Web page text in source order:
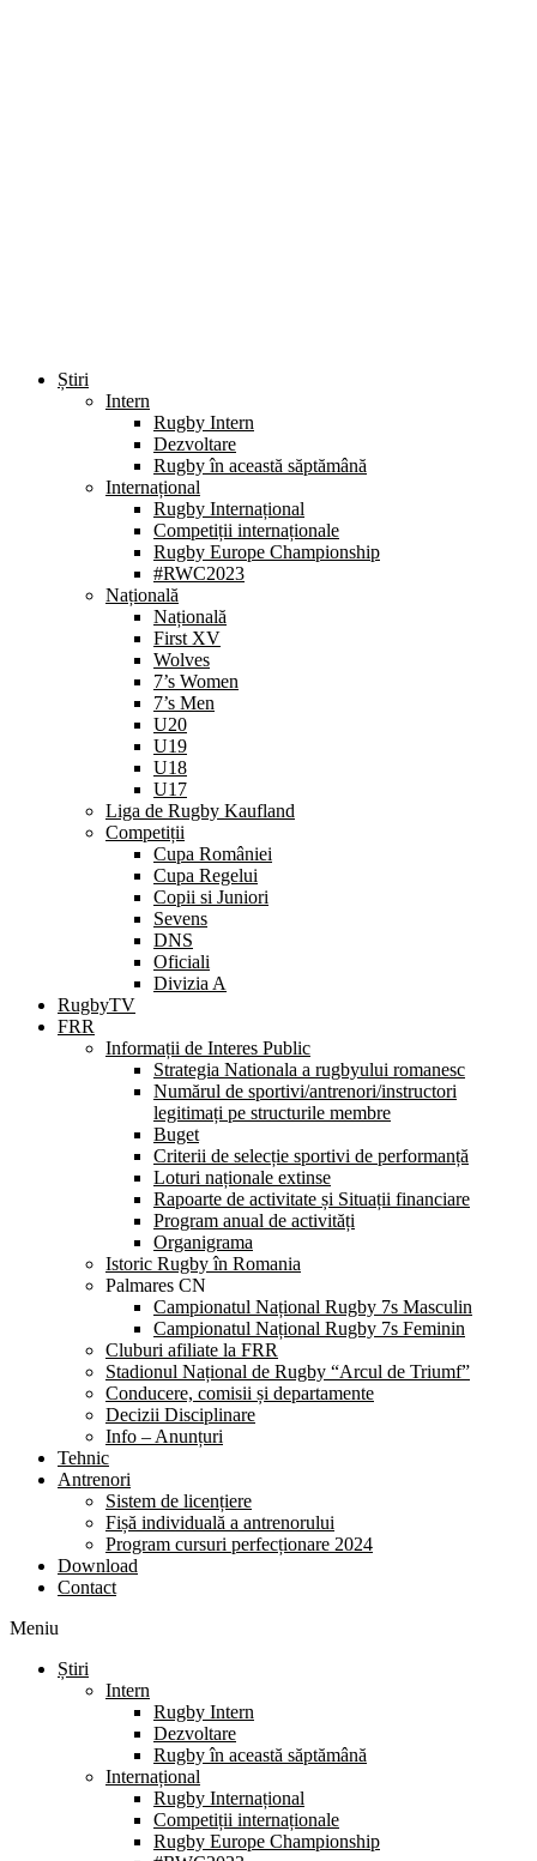
Știri
Intern
Rugby Intern
Dezvoltare
Rugby în această săptămână
Internațional
Rugby Internațional
Competiții internaționale
Rugby Europe Championship
#RWC2023
Națională
Națională
First XV
Wolves
7’s Women
7’s Men
U20
U19
U18
U17
Liga de Rugby Kaufland
Competiții
Cupa României
Cupa Regelui
Copii si Juniori
Sevens
DNS
Oficiali
Divizia A
RugbyTV
FRR
Informații de Interes Public
Strategia Nationala a rugbyului romanesc
Numărul de sportivi/antrenori/instructori
legitimați pe structurile membre
Buget
Criterii de selecție sportivi de performanță
Loturi naționale extinse
Rapoarte de activitate și Situații financiare
Program anual de activități
Organigrama
Istoric Rugby în Romania
Palmares CN
Campionatul Național Rugby 7s Masculin
Campionatul Național Rugby 7s Feminin
Cluburi afiliate la FRR
Stadionul Național de Rugby “Arcul de Triumf”
Conducere, comisii și departamente
Decizii Disciplinare
Info – Anunțuri
Tehnic
Antrenori
Sistem de licențiere
Fișă individuală a antrenorului
Program cursuri perfecționare 2024
Download
Contact
Meniu
Știri
Intern
Rugby Intern
Dezvoltare
Rugby în această săptămână
Internațional
Rugby Internațional
Competiții internaționale
Rugby Europe Championship